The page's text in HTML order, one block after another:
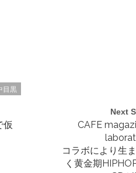
目黒
仮
Next
CAFE
コラボにより生
く黄金期